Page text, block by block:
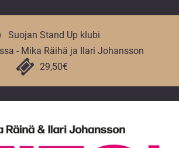
Suojan Stand Up klubi
- Mika Räihä ja Ilari Johansson
29,50€